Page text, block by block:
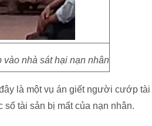
vào nhà sát hại nạn nhân
là một vụ án giết người cướp tài
tài sản bị mất của nạn nhân.